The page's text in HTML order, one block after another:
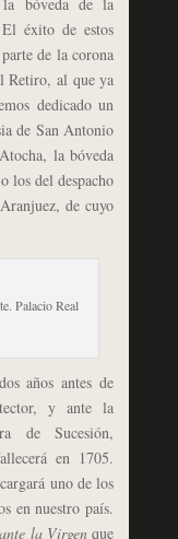
bóveda de la
éxito de estos
de la corona
Retiro, al que ya
dedicado un
de San Antonio
la bóveda
los del despacho
de cuyo
Palacio Real
años antes de
y ante la
de Sucesión,
en 1705.
uno de los
en nuestro país.
la Virgenque